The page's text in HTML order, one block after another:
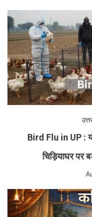
Bird Flu in UP :
चिड़ियाघर पर